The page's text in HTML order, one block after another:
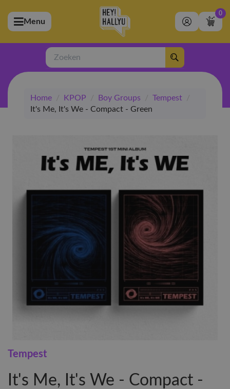
(Artiesten)
(Merchandise)
(Exclusive)
(Winkel)
Menu
0
Zoeken
Home / KPOP / Boy Groups / Tempest
/
It's Me, It's We - Compact - Green
Tempest
It's Me, It's We - Compact -